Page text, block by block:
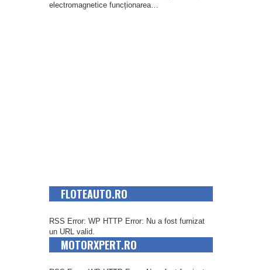
electromagnetice funcționarea…
FLOTEAUTO.RO
RSS Error: WP HTTP Error: Nu a fost furnizat
un URL valid.
MOTORXPERT.RO